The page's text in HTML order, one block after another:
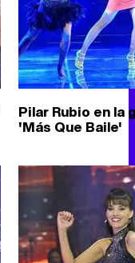
Pilar Rubio en la
'Más Que Baile'